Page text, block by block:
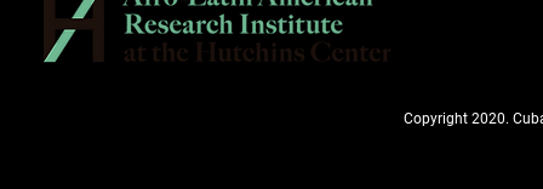
Copyright 2020.